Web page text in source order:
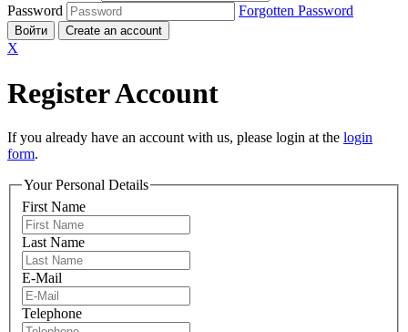
Password
Forgotten Password
Войти Create an account
X
Register Account
If you already have an account with us, please login at the login
form.
Your Personal Details
First Name
Last Name
E-Mail
Telephone